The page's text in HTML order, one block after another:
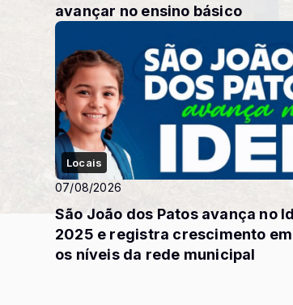
avançar no ensino básico
Locais
07/08/2026
São João dos Patos avança no
2025 e registra crescimento
os níveis da rede municipal